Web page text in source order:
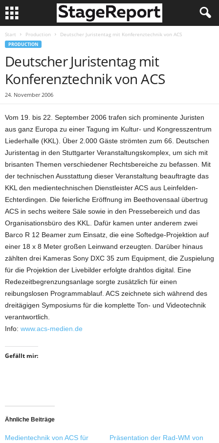
Start Production Deutscher Juristentag mit Konferenztechnik von ACS
PRODUCTION
Deutscher Juristentag mit
Konferenztechnik von ACS
24. November 2006
Vom 19. bis 22. September 2006 trafen sich prominente Juristen
aus ganz Europa zu einer Tagung im Kultur- und Kongresszentrum
Liederhalle (KKL). Über 2.000 Gäste strömten zum 66. Deutschen
Juristentag in den Stuttgarter Veranstaltungskomplex, um sich mit
brisanten Themen verschiedener Rechtsbereiche zu befassen. Mit
der technischen Ausstattung dieser Veranstaltung beauftragte das
KKL den medientechnischen Dienstleister ACS aus Leinfelden-
Echterdingen. Die feierliche Eröffnung im Beethovensaal übertrug
ACS in sechs weitere Säle sowie in den Pressebereich und das
Organisationsbüro des KKL. Dafür kamen unter anderem zwei
Barco R 12 Beamer zum Einsatz, die eine Softedge-Projektion auf
einer 18 x 8 Meter großen Leinwand erzeugten. Darüber hinaus
zählten drei Kameras Sony DXC 35 zum Equipment, die Zuspielung
für die Projektion der Livebilder erfolgte drahtlos digital. Eine
Redezeitbegrenzungsanlage sorgte zusätzlich für einen
reibungslosen Programmablauf. ACS zeichnete sich während des
dreitägigen Symposiums für die komplette Ton- und Videotechnik
verantwortlich.
Info: www.acs-medien.de
Gefällt mir:
Ähnliche Beiträge
Medientechnik von ACS für
Präsentation der Rad-WM von